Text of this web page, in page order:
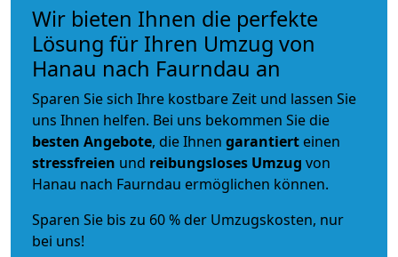
Wir bieten Ihnen die perfekte
Lösung für Ihren Umzug von
Hanau nach Faurndau an
Sparen Sie sich Ihre kostbare Zeit und lassen Sie
uns Ihnen helfen. Bei uns bekommen Sie die
besten Angebote, die Ihnen garantiert einen
stressfreien und reibungsloses Umzug von
Hanau nach Faurndau ermöglichen können.
Sparen Sie bis zu 60 % der Umzugskosten, nur
bei uns!